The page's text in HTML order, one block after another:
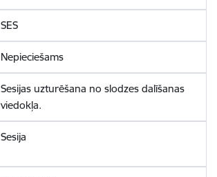
SES
Nepieciešams
Sesijas uzturēšana no slodzes dalīšanas
viedokļa.
Sesija